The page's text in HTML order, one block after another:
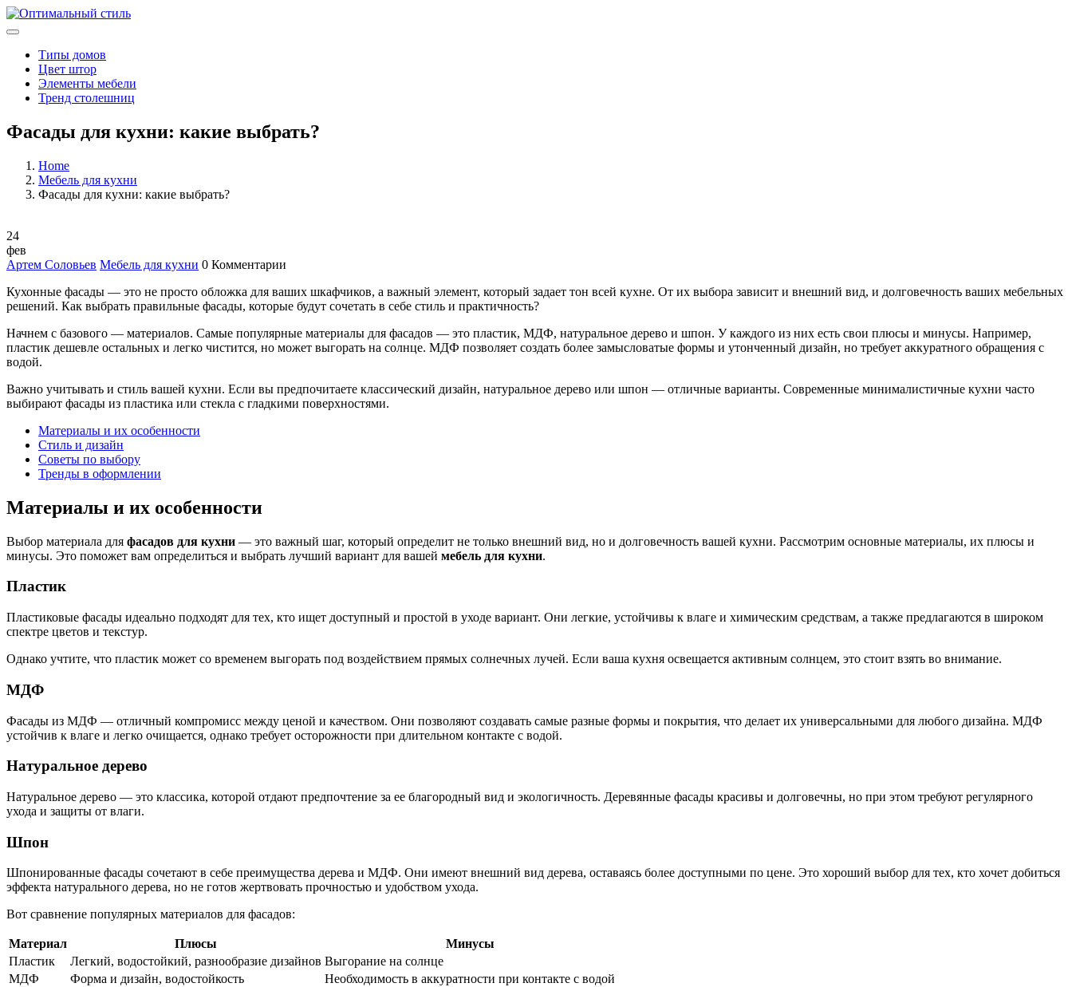
Типы домов
Цвет штор
Элементы мебели
Тренд столешниц
Фасады для кухни: какие выбрать?
Home
Мебель для кухни
Фасады для кухни: какие выбрать?
24
фев
Артем Соловьев Мебель для кухни 0 Комментарии
Кухонные фасады — это не просто обложка для ваших шкафчиков, а важный элемент, который задает тон всей кухне. От их выбора зависит и внешний вид, и долговечность ваших мебельных
решений. Как выбрать правильные фасады, которые будут сочетать в себе стиль и практичность?
Начнем с базового — материалов. Самые популярные материалы для фасадов — это пластик, МДФ, натуральное дерево и шпон. У каждого из них есть свои плюсы и минусы. Например,
пластик дешевле остальных и легко чистится, но может выгорать на солнце. МДФ позволяет создать более замысловатые формы и утонченный дизайн, но требует аккуратного обращения с
водой.
Важно учитывать и стиль вашей кухни. Если вы предпочитаете классический дизайн, натуральное дерево или шпон — отличные варианты. Современные минималистичные кухни часто
выбирают фасады из пластика или стекла с гладкими поверхностями.
Материалы и их особенности
Стиль и дизайн
Советы по выбору
Тренды в оформлении
Материалы и их особенности
Выбор материала для фасадов для кухни — это важный шаг, который определит не только внешний вид, но и долговечность вашей кухни. Рассмотрим основные материалы, их плюсы и
минусы. Это поможет вам определиться и выбрать лучший вариант для вашей мебель для кухни.
Пластик
Пластиковые фасады идеально подходят для тех, кто ищет доступный и простой в уходе вариант. Они легкие, устойчивы к влаге и химическим средствам, а также предлагаются в широком
спектре цветов и текстур.
Однако учтите, что пластик может со временем выгорать под воздействием прямых солнечных лучей. Если ваша кухня освещается активным солнцем, это стоит взять во внимание.
МДФ
Фасады из МДФ — отличный компромисс между ценой и качеством. Они позволяют создавать самые разные формы и покрытия, что делает их универсальными для любого дизайна. МДФ
устойчив к влаге и легко очищается, однако требует осторожности при длительном контакте с водой.
Натуральное дерево
Натуральное дерево — это классика, которой отдают предпочтение за ее благородный вид и экологичность. Деревянные фасады красивы и долговечны, но при этом требуют регулярного
ухода и защиты от влаги.
Шпон
Шпонированные фасады сочетают в себе преимущества дерева и МДФ. Они имеют внешний вид дерева, оставаясь более доступными по цене. Это хороший выбор для тех, кто хочет добиться
эффекта натурального дерева, но не готов жертвовать прочностью и удобством ухода.
Вот сравнение популярных материалов для фасадов:
Материал Плюсы
Минусы
Пластик
Легкий, водостойкий, разнообразие дизайнов Выгорание на солнце
МДФ
Форма и дизайн, водостойкость
Необходимость в аккуратности при контакте с водой